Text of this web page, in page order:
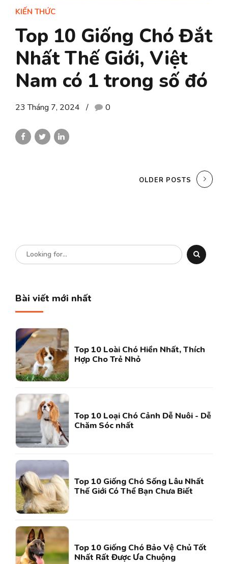
KIẾN THỨC
Top 10 Giống Chó Đắt
Nhất Thế Giới, Việt
Nam có 1 trong số đó
23 Tháng 7, 2024 0
OLDER POSTS
Bài viết mới nhất
Top 10 Loài Chó Hiền Nhất, Thích
Hợp Cho Trẻ Nhỏ
Top 10 Loại Chó Cảnh Dễ Nuôi - Dễ
Chăm Sóc nhất
Top 10 Giống Chó Sống Lâu Nhất
Thế Giới Có Thể Bạn Chưa Biết
Top 10 Giống Chó Bảo Vệ Chủ Tốt
Nhất Rất Được Ưa Chuộng